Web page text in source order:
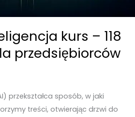
kurs – 118
przedsiębiorców
przekształca sposób, w jaki
treści, otwierając drzwi do